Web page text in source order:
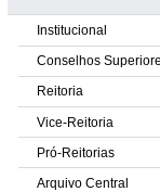
Institucional
Conselhos
Reitoria
Vice-Reitoria
Pró-Reitorias
Arquivo Central